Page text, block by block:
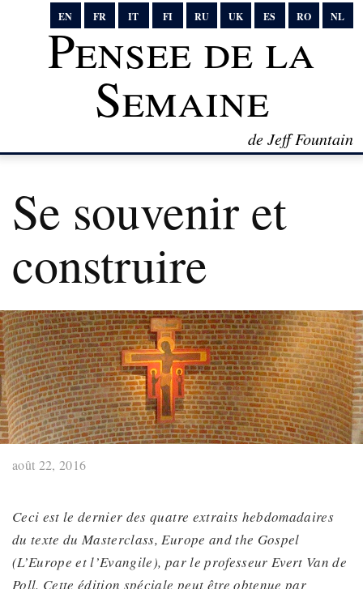
EN FR IT FI RU UK ES RO NL
Pensee de la
Semaine
de Jeff Fountain
Se souvenir et
construire
août 22, 2016
Ceci est le dernier des quatre extraits hebdomadaires
du texte du Masterclass, Europe and the Gospel
(L’Europe et l’Evangile), par le professeur Evert Van de
Poll. Cette édition spéciale peut être obtenue par